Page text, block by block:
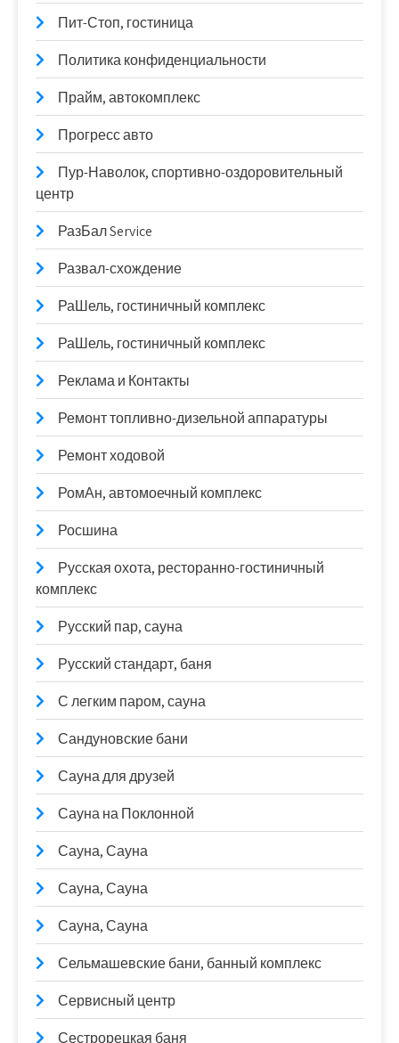
Пит-Стоп, гостиница
Политика конфиденциальности
Прайм, автокомплекс
Прогресс авто
Пур-Наволок, спортивно-оздоровительный
центр
РазБал Service
Развал-схождение
РаШель, гостиничный комплекс
РаШель, гостиничный комплекс
Реклама и Контакты
Ремонт топливно-дизельной аппаратуры
Ремонт ходовой
РомАн, автомоечный комплекс
Росшина
Русская охота, ресторанно-гостиничный
комплекс
Русский пар, сауна
Русский стандарт, баня
С легким паром, сауна
Сандуновские бани
Сауна для друзей
Сауна на Поклонной
Сауна, Сауна
Сауна, Сауна
Сауна, Сауна
Сельмашевские бани, банный комплекс
Сервисный центр
Сестрорецкая баня